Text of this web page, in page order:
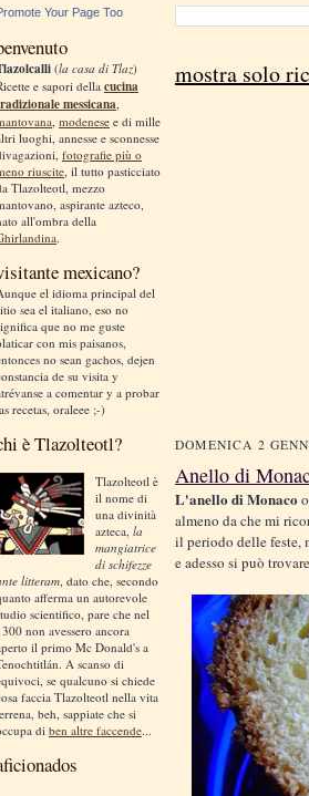
Your Page Too
(la casa di Tlaz)
e sapori dellacucina
messicana
modenese e di mille
luoghi, annesse e sconnesse
fotografie più o
riuscite , il tutto pasticciato
Tlazolteotl, mezzo
aspirante azteco,
all'ombra della
.
mexicano?
el idioma principal del
sea el italiano, eso no
que no me guste
con mis paisanos,
no sean gachos, dejen
de su visita y
a comentar y a probar
recetas, oraleee ;-)
è Tlazolteotl?
Tlazolteotl è
il nome di
una divinità
azteca, la
mangiatrice
di schifezze
litteram , dato che, secondo
afferma un autorevole
scientifico, pare che nel
non avessero ancora
il primo Mc Donald's a
A scanso di
se qualcuno si chiede
faccia Tlazolteotl nella vita
beh, sappiate che si
di ben altre faccende...
mostra solo
DOMENICA 2
Anello di
L'anello di Monaco
almeno da che mi
il periodo delle feste,
e adesso si può